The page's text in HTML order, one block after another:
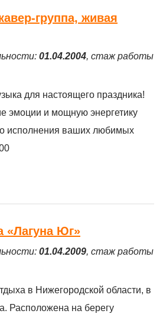
группа, живая
01.04.2004, стаж работы
для настоящего праздника!
эмоции и мощную энергетику
исполнения ваших любимых
«Лагуна Юг»
01.04.2009, стаж работы
в Нижегородской области, в
Расположена на берегу